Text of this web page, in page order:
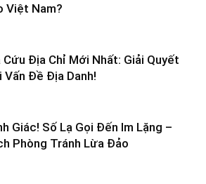
Việt Nam?
Cứu Địa Chỉ Mới Nhất: Giải Quyết
Vấn Đề Địa Danh!
Giác! Số Lạ Gọi Đến Im Lặng –
Phòng Tránh Lừa Đảo